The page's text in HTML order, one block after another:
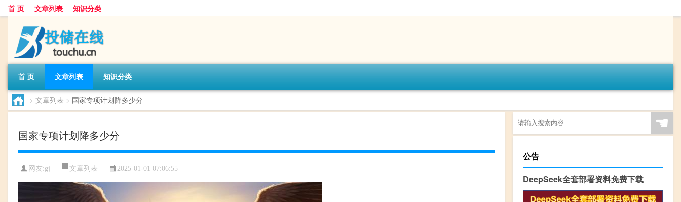
首 页 文章列表 知识分类
首 页 文章列表 知识分类
> 文章列表 > 国家专项计划降多少分
国家专项计划降多少分
网友:gj 文章列表 2025-01-01 07:06:55
☚
公告
DeepSeek全套部署资料免费下载